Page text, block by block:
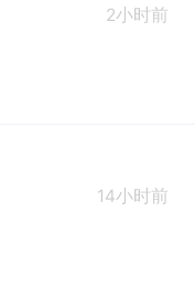
2小时前
14小时前